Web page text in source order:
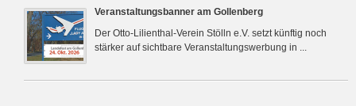
Veranstaltungsbanner am Gollenberg
Der Otto-Lilienthal-Verein Stölln e.V. setzt künftig noch
stärker auf sichtbare Veranstaltungswerbung in ...